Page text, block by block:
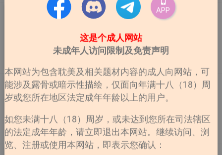
咬开心防【无码】
其实是吸血鬼的贤承，没想到竟然在一次分组报告中，被
同组的泰熙识破了身分。问题是—为什么偏偏是被一个超
对吸血鬼的事疯狂追问个不停。被问到头昏脑胀的贤承，
最后竟半推半就地答应协助他的「吸血鬼宅男企划」……?
一个想守住秘密的吸血鬼，一个对吸血鬼怀抱满满幻想的
狂热宅男。从「分你一点血」开始的两人关系，渐渐变成
秘密。只是这段关系，真的能一直维持在「安全范围」内
吗？
作者：Noonggae
连载
1995青春报告
《1995 청춘 레포트》 平台：bomtoon 1995年韩国大
镇宇和着笔体育大学学生李大翰。 误会累积，彼此吵吵
闹闹也只是暂时的 “现在。。你一眼就认出我的字了吗?”
振宇一眼就认出了因为恶笔而被退回的自己的报告，就拜
托他代写报告。 之前屡次被甩，恋爱失败的大韩经营管
作者：맹수 更新至第59话
一攻两受
APP
这是个成人网站
未成年人访问限制及免责声明
本网站为包含耽美及相关题材内容的成人向网站，可
能涉及露骨或暗示性描绘，仅面向年满十八（18）周
岁或您所在地区法定成年年龄以上的用户。
如您未满十八（18）周岁，或未达到您所在司法辖区
的法定成年年龄，请立即退出本网站。继续访问、浏
览、注册或使用本网站，即表示您确认：